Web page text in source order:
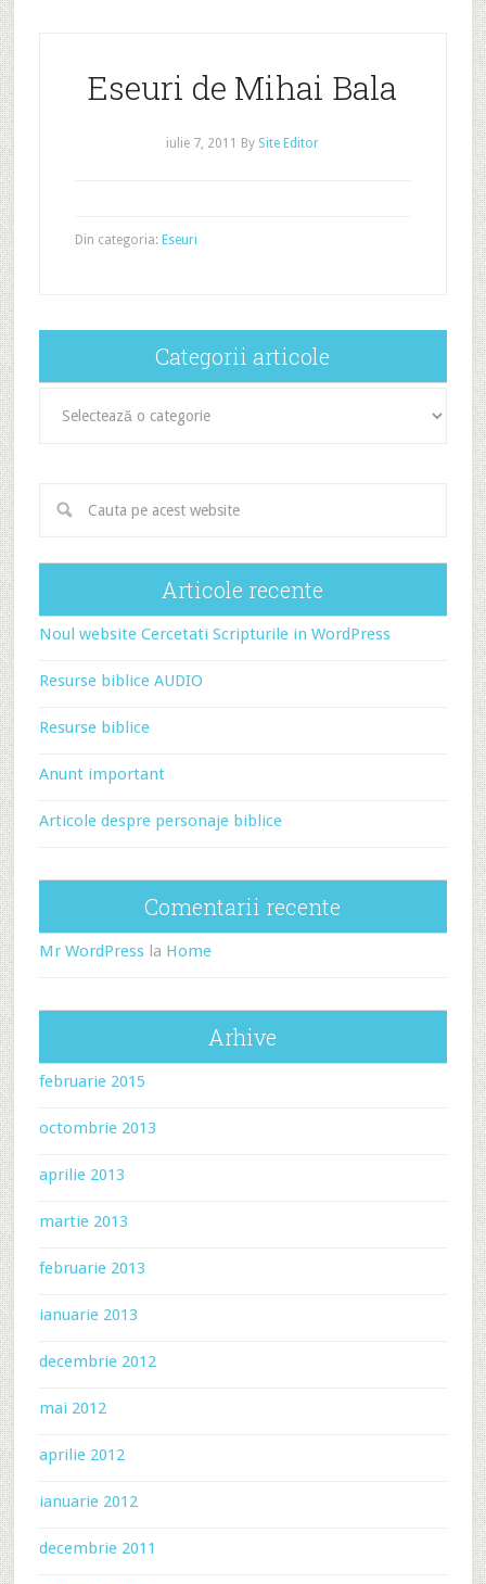
Eseuri de Mihai Bala
iulie 7, 2011 By Site Editor
Din categoria: Eseuri
Categorii articole
articole
Articole recente
Noul website Cercetati Scripturile in WordPress
Resurse biblice AUDIO
Resurse biblice
Anunt important
Articole despre personaje biblice
Comentarii recente
Mr WordPressla Home
Arhive
februarie 2015
octombrie 2013
aprilie 2013
martie 2013
februarie 2013
ianuarie 2013
decembrie 2012
mai 2012
aprilie 2012
ianuarie 2012
decembrie 2011